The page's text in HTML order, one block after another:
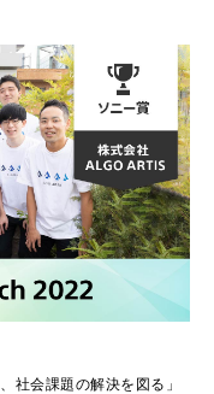
社会課題の解決を図る」